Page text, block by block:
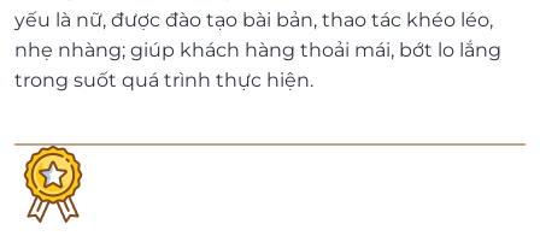
yếu là nữ, được đào tạo bài bản, thao tác khéo léo,
nhẹ nhàng; giúp khách hàng thoải mái, bớt lo lắng
trong suốt quá trình thực hiện.